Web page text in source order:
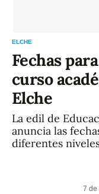
ELCHE
Fechas
curso
Elche
La edil de
anuncia las
diferentes
7 de